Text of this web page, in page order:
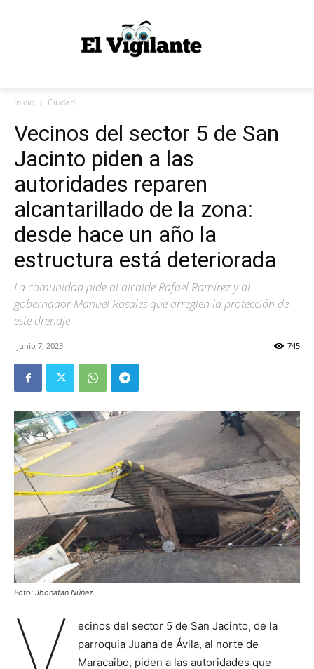
Inicio Ciudad
Vecinos del sector 5 de San
Jacinto piden a las
autoridades reparen
alcantarillado de la zona:
desde hace un año la
estructura está deteriorada
La comunidad pide al alcalde Rafael Ramírez y al
gobernador Manuel Rosales que arreglen la protección de
este drenaje
junio 7, 2023 745
Foto: Jhonatan Núñez.
ecinos del sector 5 de San Jacinto, de la
parroquia Juana de Ávila, al norte de
Maracaibo, piden a las autoridades que